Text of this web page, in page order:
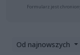
Formularz jest
Od najnowszych